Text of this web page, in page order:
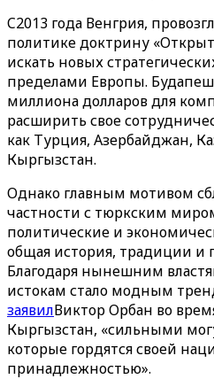
C2013 года Венгрия,
политике доктрину
искать новых
пределами Европы.
миллиона долларов для
расширить свое
как Турция, Азербайджан,
Кыргызстан.
Однако главным мотивом
частности с тюркским
политические и
общая история, традиции и
Благодаря нынешним
истокам стало модным
заявилВиктор Орбан во
Кыргызстан, «сильными
которые гордятся своей
принадлежностью».